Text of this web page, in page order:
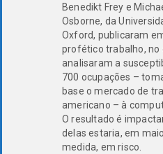
Benedikt Frey e
Osborne, da
Oxford, publicaram
profético trabalho, no
analisaram a
700 ocupações –
base o mercado de
americano – à
O resultado é
delas estaria, em
medida, em risco.